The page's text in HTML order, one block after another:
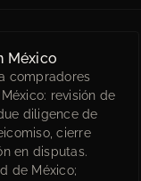
México
compradores
revisión de
diligence de
cierre
en disputas.
de México;